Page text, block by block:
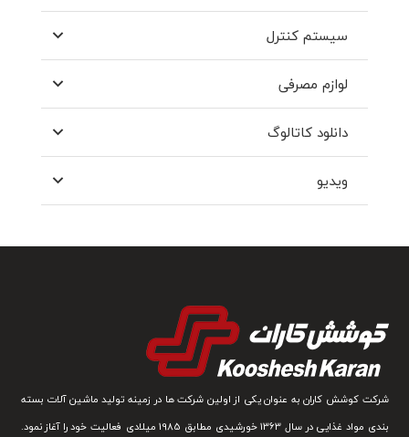
سيستم كنترل
لوازم مصرفی
دانلود کاتالوگ
ویدیو
شرکت کوشش کاران به عنوان یکی از اولین شرکت ها در زمینه تولید ماشین آلات بسته
بندی مواد غذایی در سال 1363 خورشیدی مطابق 1985 میلادی فعالیت خود را آغاز نمود.